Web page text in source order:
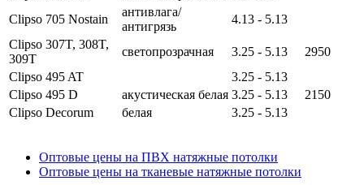
Clipso 705 Nostain
антивлага/
антигрязь
4.13 - 5.13
Clipso 307T, 308T,
309T
светопрозрачная 3.25 - 5.13
2950
Clipso 495 AT
3.25 - 5.13
Clipso 495 D
акустическая белая 3.25 - 5.13
2150
Clipso Decorum
белая 3.25 - 5.13
Оптовые цены на ПВХ натяжные потолки
Оптовые цены на тканевые натяжные потолки